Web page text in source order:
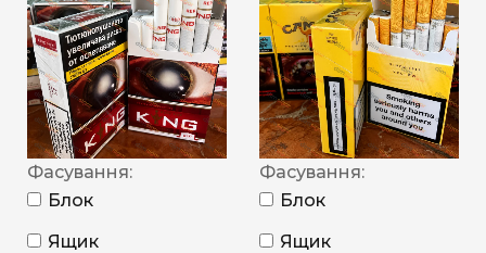
Фасування:
Блок
Ящик
Фасування:
Блок
Ящик